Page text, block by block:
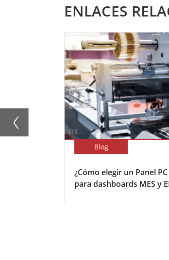
ENLACES
Blog
¿Cómo elegir un Panel
para dashboards MES y